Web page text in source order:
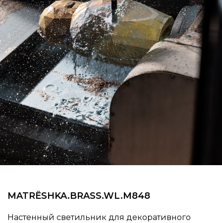
MATRËSHKA.BRASS.WL.M848
Настенный светильник для декоративного